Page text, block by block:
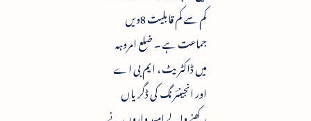
کم سے کم قابلیت 8ویں
جماعت ہے ۔ ضلع امروہہ
میں ڈاکٹریٹ ، ایم بی اے
اور انجینئرنگ کی ڈگریاں